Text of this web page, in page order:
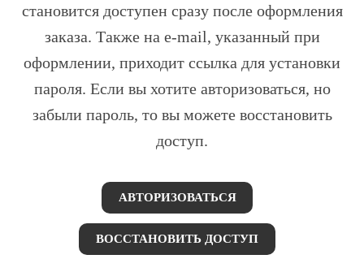
становится доступен сразу после оформления
заказа. Также на e-mail, указанный при
оформлении, приходит ссылка для установки
пароля. Если вы хотите авторизоваться, но
забыли пароль, то вы можете восстановить
доступ.
АВТОРИЗОВАТЬСЯ
ВОССТАНОВИТЬ ДОСТУП